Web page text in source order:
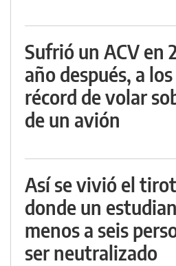
Sufrió un ACV en
año después, a
récord de volar
de un avión
Así se vivió el
donde un
menos a seis
ser neutralizado